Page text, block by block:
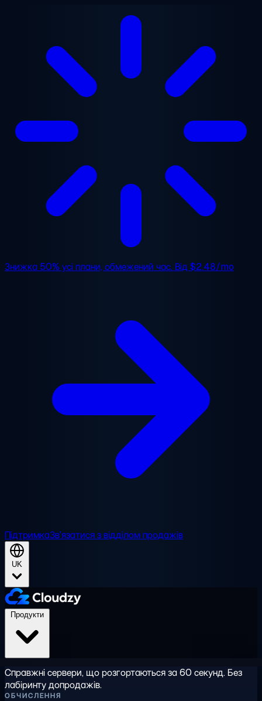
Знижка 50% усі плани, обмежений час. Від$2.48/mo
ПідтримкаЗв'язатися з відділом продажів
UK
Справжні сервери, що розгортаються за 60 секунд. Без
лабіринту допродажів.
ОБЧИСЛЕННЯ